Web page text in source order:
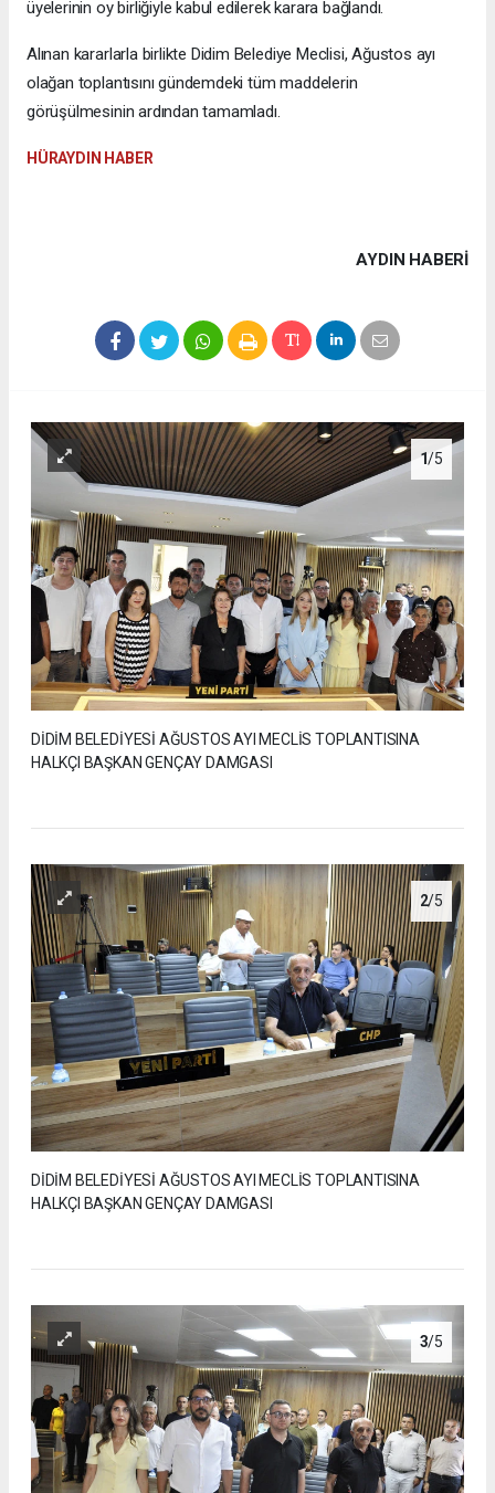
üyelerinin oy birliğiyle kabul edilerek karara bağlandı.
Alınan kararlarla birlikte Didim Belediye Meclisi, Ağustos ayı
olağan toplantısını gündemdeki tüm maddelerin
görüşülmesinin ardından tamamladı.
HÜRAYDIN HABER
AYDIN HABERİ
1/5
DİDİM BELEDİYESİ AĞUSTOS AYI MECLİS TOPLANTISINA
HALKÇI BAŞKAN GENÇAY DAMGASI
2/5
DİDİM BELEDİYESİ AĞUSTOS AYI MECLİS TOPLANTISINA
HALKÇI BAŞKAN GENÇAY DAMGASI
3/5